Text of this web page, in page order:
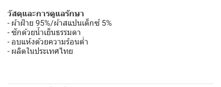
วัสดุและการดูแลรักษา
- ผ้าฝ้าย 95%/ผ้าสแปนเด็กซ์ 5%
- ซักด้วยน้ำเย็นธรรมดา
- อบแห้งด้วยความร้อนต่ำ
- ผลิตในประเทศไทย